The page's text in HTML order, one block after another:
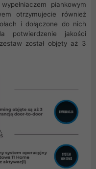
piankowym
otrzymujecie również
i dołączone do nich
potwierdzenie jakości
został objęty aż 3